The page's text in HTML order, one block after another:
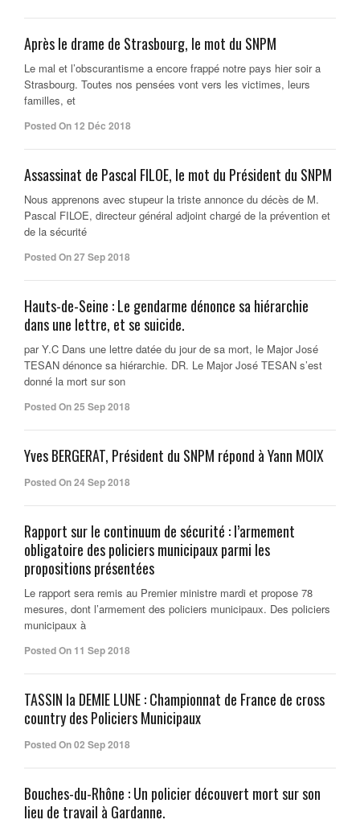
Après le drame de Strasbourg, le mot du SNPM
Le mal et l’obscurantisme a encore frappé notre pays hier soir a
Strasbourg. Toutes nos pensées vont vers les victimes, leurs
familles, et
Posted On 12 Déc 2018
Assassinat de Pascal FILOE, le mot du Président du SNPM
Nous apprenons avec stupeur la triste annonce du décès de M.
Pascal FILOE, directeur général adjoint chargé de la prévention et
de la sécurité
Posted On 27 Sep 2018
Hauts-de-Seine : Le gendarme dénonce sa hiérarchie
dans une lettre, et se suicide.
par Y.C Dans une lettre datée du jour de sa mort, le Major José
TESAN dénonce sa hiérarchie. DR. Le Major José TESAN s’est
donné la mort sur son
Posted On 25 Sep 2018
Yves BERGERAT, Président du SNPM répond à Yann MOIX
Posted On 24 Sep 2018
Rapport sur le continuum de sécurité : l’armement
obligatoire des policiers municipaux parmi les
propositions présentées
Le rapport sera remis au Premier ministre mardi et propose 78
mesures, dont l’armement des policiers municipaux. Des policiers
municipaux à
Posted On 11 Sep 2018
TASSIN la DEMIE LUNE : Championnat de France de cross
country des Policiers Municipaux
Posted On 02 Sep 2018
Bouches-du-Rhône : Un policier découvert mort sur son
lieu de travail à Gardanne.